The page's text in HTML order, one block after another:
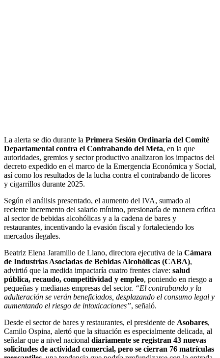
La alerta se dio durante la Primera Sesión Ordinaria del Comité
Departamental contra el Contrabando del Meta, en la que
autoridades, gremios y sector productivo analizaron los impactos del
decreto expedido en el marco de la Emergencia Económica y Social,
así como los resultados de la lucha contra el contrabando de licores
y cigarrillos durante 2025.
Según el análisis presentado, el aumento del IVA, sumado al
reciente incremento del salario mínimo, presionaría de manera crítica
al sector de bebidas alcohólicas y a la cadena de bares y
restaurantes, incentivando la evasión fiscal y fortaleciendo los
mercados ilegales.
Beatriz Elena Jaramillo de Llano, directora ejecutiva de la Cámara
de Industrias Asociadas de Bebidas Alcohólicas (CABA),
advirtió que la medida impactaría cuatro frentes clave: salud
pública, recaudo, competitividad y empleo, poniendo en riesgo a
pequeñas y medianas empresas del sector. “El contrabando y la
adulteración se verán beneficiados, desplazando el consumo legal y
aumentando el riesgo de intoxicaciones”, señaló.
Desde el sector de bares y restaurantes, el presidente de Asobares,
Camilo Ospina, alertó que la situación es especialmente delicada, al
señalar que a nivel nacional diariamente se registran 43 nuevas
solicitudes de actividad comercial, pero se cierran 76 matrículas